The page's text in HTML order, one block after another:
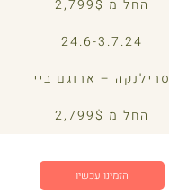
החל מ 2,799$
24.6-3.7.24
סרילנקה – ארוגם ביי
החל מ 2,799$
הזמינו עכשיו